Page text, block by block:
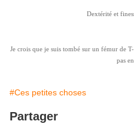
Dextérité et
Je crois que je suis tombé sur un fémur de
pas
#Ces petites choses
Partager